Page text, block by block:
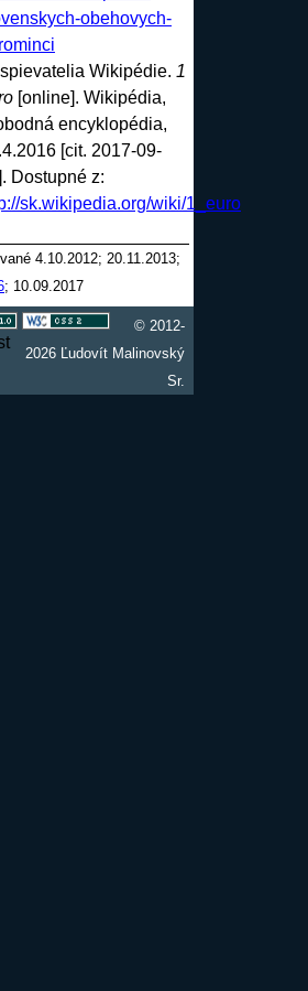
obehovych-
Wikipédie. 1
[online]. Wikipédia,
encyklopédia,
[cit. 2017-09-
Dostupné z:
sk.wikipedia.org/wiki/1_euro
4.10.2012; 20.11.2013;
; 10.09.2017
© 2012-
2026 Ľudovít Malinovský
Sr.